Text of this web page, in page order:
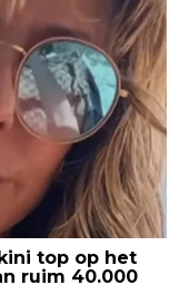
top op het
ruim 40.000